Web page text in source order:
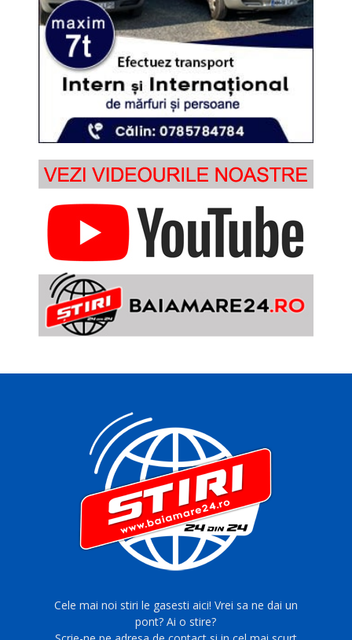
Cele mai noi stiri le gasesti aici! Vrei sa ne dai un
pont? Ai o stire?